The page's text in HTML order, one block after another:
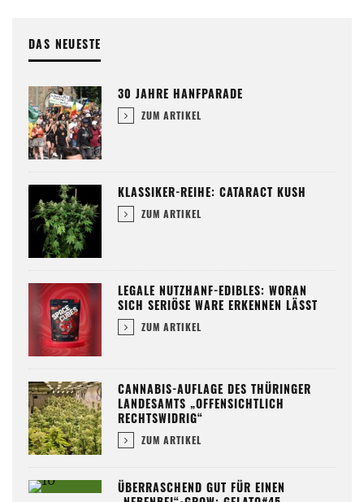
DAS NEUESTE
30 JAHRE HANFPARADE
ZUM ARTIKEL
KLASSIKER-REIHE: CATARACT KUSH
ZUM ARTIKEL
LEGALE NUTZHANF-EDIBLES: WORAN
SICH SERIÖSE WARE ERKENNEN LÄSST
ZUM ARTIKEL
CANNABIS-AUFLAGE DES THÜRINGER
LANDESAMTS „OFFENSICHTLICH
RECHTSWIDRIG“
ZUM ARTIKEL
ÜBERRASCHEND GUT FÜR EINEN